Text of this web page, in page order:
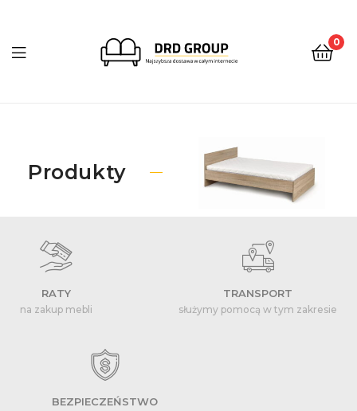
0
Produkty
RATY
na zakup mebli
TRANSPORT
służymy pomocą w tym zakresie
BEZPIECZEŃSTWO